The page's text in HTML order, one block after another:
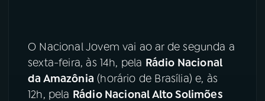
TikTok
O Nacional Jovem vai ao ar de segunda a
sexta-feira, às 14h, pela Rádio Nacional
da Amazônia (horário de Brasília) e, às
12h, pela Rádio Nacional Alto Solimões